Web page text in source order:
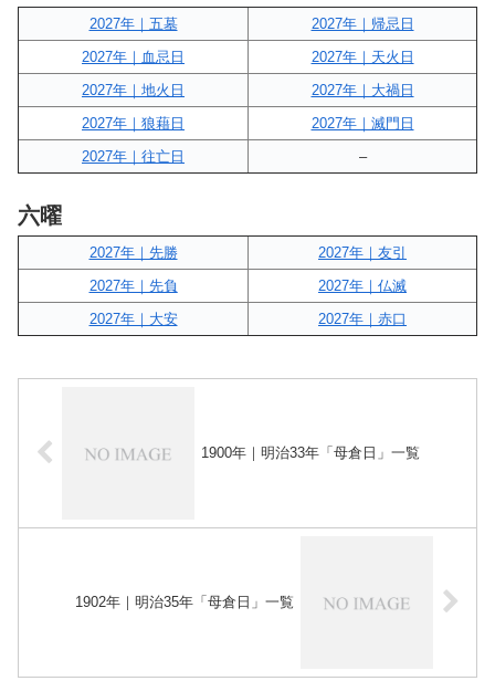
2027年｜五墓
2027年｜帰忌日
2027年｜血忌日
2027年｜天火日
2027年｜地火日
2027年｜大禍日
2027年｜狼藉日
2027年｜滅門日
2027年｜往亡日
–
六曜
2027年｜先勝
2027年｜友引
2027年｜先負
2027年｜仏滅
2027年｜大安
2027年｜赤口
1900年｜明治33年「母倉日」一覧
1902年｜明治35年「母倉日」一覧